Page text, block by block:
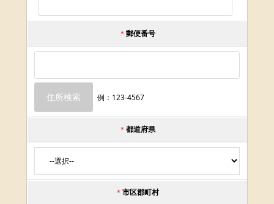
＊郵便番号
例：123-4567
＊都道府県
＊市区郡町村